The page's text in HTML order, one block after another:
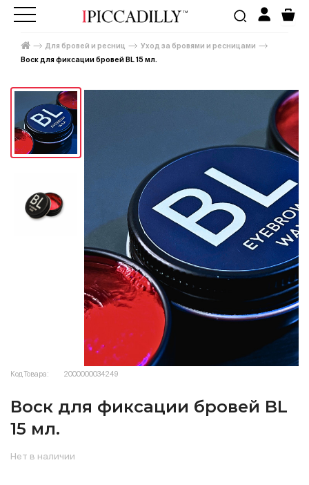
Для бровей и ресниц
Уход за бровями и ресницами
Воск для фиксации бровей BL 15 мл.
Код Товара: 2000000034249
Воск для фиксации бровей BL
15 мл.
Нет в наличии